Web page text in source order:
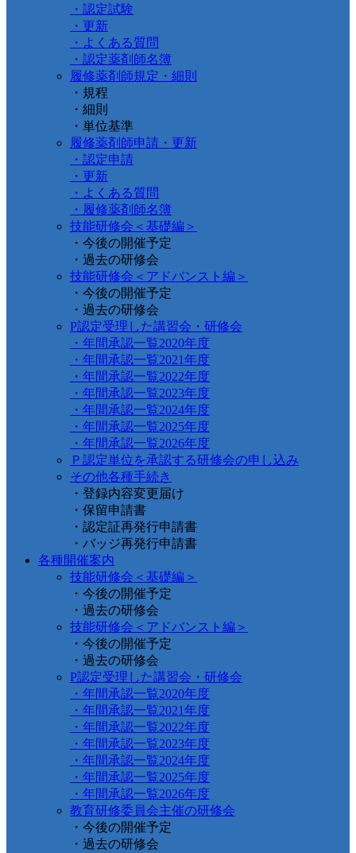
・認定試験
・更新
・よくある質問
・認定薬剤師名簿
履修薬剤師規定・細則
・規程
・細則
・単位基準
履修薬剤師申請・更新
・認定申請
・更新
・よくある質問
・履修薬剤師名簿
技能研修会＜基礎編＞
・今後の開催予定
・過去の研修会
技能研修会＜アドバンスト編＞
・今後の開催予定
・過去の研修会
P認定受理した講習会・研修会
・年間承認一覧2020年度
・年間承認一覧2021年度
・年間承認一覧2022年度
・年間承認一覧2023年度
・年間承認一覧2024年度
・年間承認一覧2025年度
・年間承認一覧2026年度
Ｐ認定単位を承認する研修会の申し込み
その他各種手続き
・登録内容変更届け
・保留申請書
・認定証再発行申請書
・バッジ再発行申請書
各種開催案内
技能研修会＜基礎編＞
・今後の開催予定
・過去の研修会
技能研修会＜アドバンスト編＞
・今後の開催予定
・過去の研修会
P認定受理した講習会・研修会
・年間承認一覧2020年度
・年間承認一覧2021年度
・年間承認一覧2022年度
・年間承認一覧2023年度
・年間承認一覧2024年度
・年間承認一覧2025年度
・年間承認一覧2026年度
教育研修委員会主催の研修会
・今後の開催予定
・過去の研修会